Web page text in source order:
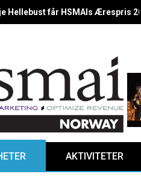
Awards Norway 2025: Årets
AKTIVITETER